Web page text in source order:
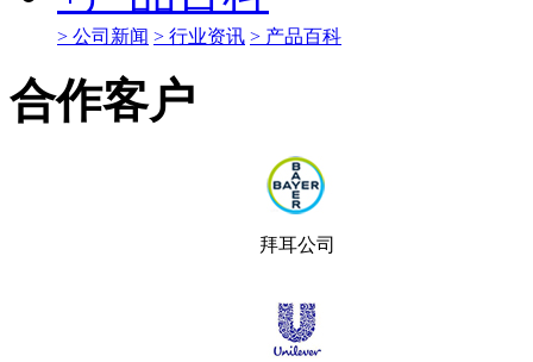
> 公司新闻 > 行业资讯 > 产品百科
合作客户
拜耳公司